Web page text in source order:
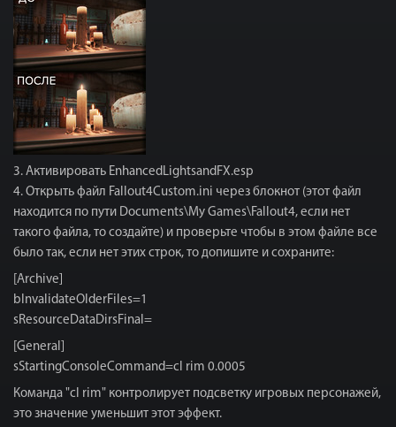
3. Активировать EnhancedLightsandFX.esp
4. Открыть файл Fallout4Custom.ini через блокнот (этот файл
находится по пути Documents\My Games\Fallout4, если нет
такого файла, то создайте) и проверьте чтобы в этом файле все
было так, если нет этих строк, то допишите и сохраните:
[Archive]
bInvalidateOlderFiles=1
sResourceDataDirsFinal=
[General]
sStartingConsoleCommand=cl rim 0.0005
Команда "cl rim" контролирует подсветку игровых персонажей,
это значение уменьшит этот эффект.